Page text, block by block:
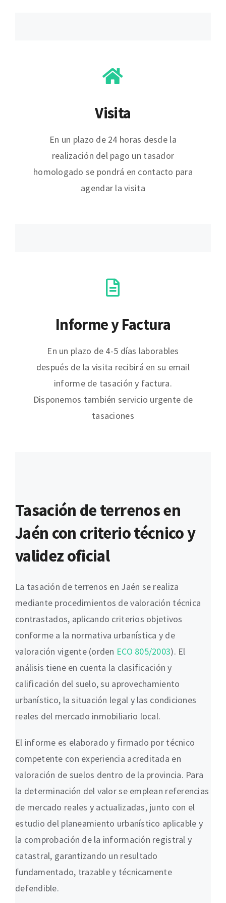
Visita
En un plazo de 24 horas desde la
realización del pago un tasador
homologado se pondrá en contacto para
agendar la visita
Informe y Factura
En un plazo de 4-5 días laborables
después de la visita recibirá en su email
informe de tasación y factura.
Disponemos también servicio urgente de
tasaciones
Tasación de terrenos en
Jaén con criterio técnico y
validez oficial
La tasación de terrenos en Jaén se realiza
mediante procedimientos de valoración técnica
contrastados, aplicando criterios objetivos
conforme a la normativa urbanística y de
valoración vigente (orden ECO 805/2003). El
análisis tiene en cuenta la clasificación y
calificación del suelo, su aprovechamiento
urbanístico, la situación legal y las condiciones
reales del mercado inmobiliario local.
El informe es elaborado y firmado por técnico
competente con experiencia acreditada en
valoración de suelos dentro de la provincia. Para
la determinación del valor se emplean referencias
de mercado reales y actualizadas, junto con el
estudio del planeamiento urbanístico aplicable y
la comprobación de la información registral y
catastral, garantizando un resultado
fundamentado, trazable y técnicamente
defendible.